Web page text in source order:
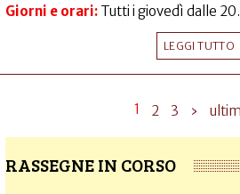
Giorni e orari: Tutti i giovedì dalle
LEGGI TUTTO
1 2 3 ›
RASSEGNE IN CORSO